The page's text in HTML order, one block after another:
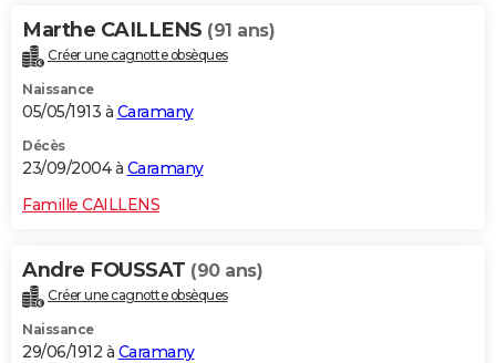
Marthe CAILLENS (91 ans)
Créer une cagnotte obsèques
Naissance
05/05/1913 à Caramany
Décès
23/09/2004 à Caramany
Famille CAILLENS
Andre FOUSSAT (90 ans)
Créer une cagnotte obsèques
Naissance
29/06/1912 à Caramany